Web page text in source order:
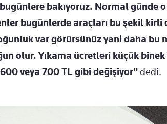
bakıyoruz. Normal günde
bugünlerde araçları bu şekil
var görürsünüz yani daha bu
olur. Yıkama ücretleri küçük
veya 700 TL gibi değişiyor"dedi.